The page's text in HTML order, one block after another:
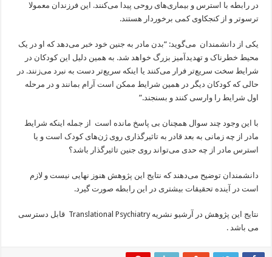
در رابطه با استرس و بیماری‌های روحی پیدا می‌کنند. این فرزندان معمولا
ترسوتر و از کنجکاوی کمی برخوردار هستند.
یکی از دانشمندان می‌گوید: “بدن مادر به جنین خود خبر می‌دهد که او در یک
محیط خطرناک و تهدیدآمیز بزرگ خواهد شد. به همین دلیل این کودکان در
شرایط سخت سریع‌تر فرار می‌کنند یا اینکه سریع‌تر دست به نبرد می‌زنند. در
حالی که کودکان دیگر در همین شرایط ممکن است آرام بمانند و در مرحله
اول شرایط را وارسی کنند و بسنجند.”
با این وجود چند سوال همچنان بی پاسخ مانده است از جمله اینکه شرایط
مادر از چه زمانی به بعد قادر به تاثیرگذاری روی ژن‌های کودک است و یا
استرس مادر از چه حدی می‌تواند روی جنین تاثیرگذار باشد؟
دانشمندان توضیح می‌دهند که نتایج این پژوهش هنوز نهایی نیست و لازم
است در آینده تحقیقات بیشتری در این رابطه صورت گیرد.
نتایج این پژوهش در آرشیو نشریه‌ Translational Psychiatry قابل دسترسی
می باشد .